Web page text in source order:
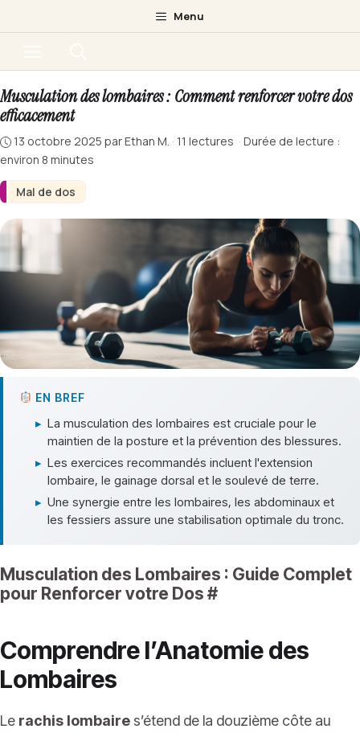
au
Menu
Mal de dos
Musculation des lombaires : Comment renforcer votre dos
efficacement
13 octobre 2025 parEthan M. · 11 lectures · Durée de lecture :
environ 8 minutes
EN BREF
▸ La musculation des lombaires est cruciale pour le
maintien de la posture et la prévention des blessures.
▸ Les exercices recommandés incluent l'extension
lombaire, le gainage dorsal et le soulevé de terre.
▸ Une synergie entre les lombaires, les abdominaux et
les fessiers assure une stabilisation optimale du tronc.
Musculation des Lombaires : Guide Complet
pour Renforcer votre Dos #
Comprendre l’Anatomie des
Lombaires
Le rachis lombaire s’étend de la douzième côte au